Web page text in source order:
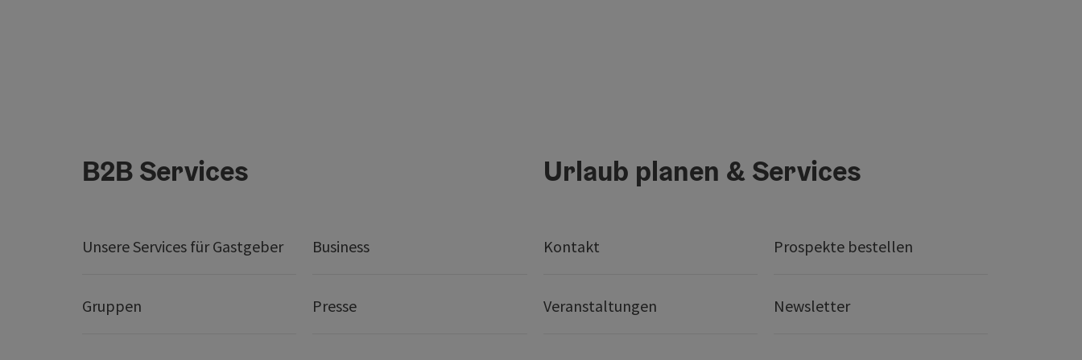
B2B Services
Unsere Services für Gastgeber Business
Gruppen Presse
Urlaub planen & Services
Kontakt Prospekte bestellen
Veranstaltungen Newsletter